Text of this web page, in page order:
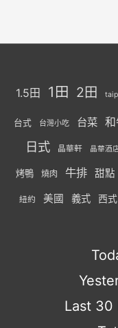
1.5田 1田 2田
台式 台灣小吃 台菜 和
日式 晶華軒 晶華酒
烤鴨 燒肉 牛排 甜點
紐約 美國 義式 西式
Last 30